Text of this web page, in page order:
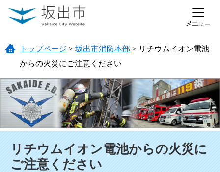
ページの先頭です。
メニューを飛ばして本文へ
トップページ > 坂出市消防本部 > リチウムイオン電池
からの火災にご注意ください
リチウムイオン電池からの火災に
ご注意ください